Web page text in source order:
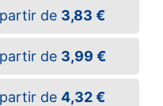
de 3,83 €
de 3,99 €
de 4,32 €